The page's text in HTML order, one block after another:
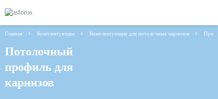
Главная Комплектующие Комплектующие для потолочных карнизов
Потолочный
профиль для
карнизов